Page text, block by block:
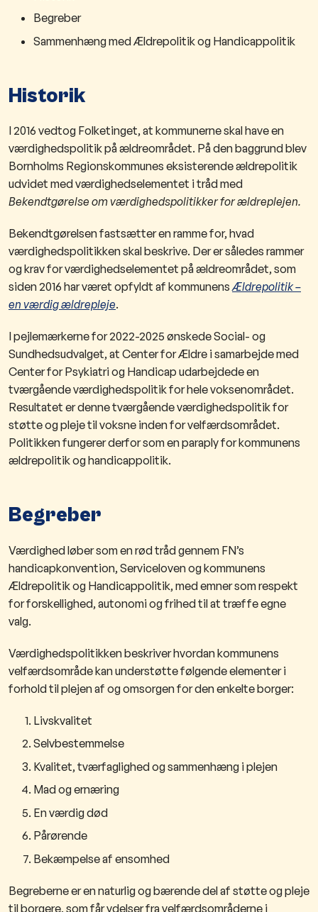
Begreber
Sammenhæng med Ældrepolitik og Handicappolitik
Historik
I 2016 vedtog Folketinget, at kommunerne skal have en
værdighedspolitik på ældreområdet. På den baggrund blev
Bornholms Regionskommunes eksisterende ældrepolitik
udvidet med værdighedselementet i tråd med
Bekendtgørelse omværdighedspolitikker for ældreplejen.
Bekendtgørelsen fastsætter en ramme for, hvad
værdighedspolitikken skal beskrive. Der er således rammer
og krav for værdighedselementet på ældreområdet, som
siden 2016 har været opfyldt af kommunensÆldrepolitik –
en værdig ældrepleje.
I pejlemærkerne for 2022-2025 ønskede Social- og
Sundhedsudvalget, at Center for Ældre i samarbejde med
Center for Psykiatri og Handicap udarbejdede en
tværgående værdighedspolitik for hele voksenområdet.
Resultatet er denne tværgående værdighedspolitik for
støtte og pleje til voksne inden for velfærdsområdet.
Politikken fungerer derfor som en paraply for kommunens
ældrepolitik og handicappolitik.
Begreber
Værdighed løber som en rød tråd gennem FN’s
handicapkonvention, Serviceloven og kommunens
Ældrepolitik og Handicappolitik, med emner som respekt
for forskellighed, autonomi og frihed til at træffe egne
valg.
Værdighedspolitikken beskriver hvordan kommunens
velfærdsområde kan understøtte følgende elementer i
forhold til plejen af og omsorgen for den enkelte borger:
Livskvalitet
Selvbestemmelse
Kvalitet, tværfaglighed og sammenhæng i plejen
Mad og ernæring
En værdig død
Pårørende
Bekæmpelse af ensomhed
Begreberne er en naturlig og bærende del af støtte og pleje
til borgere, som får ydelser fra velfærdsområderne i